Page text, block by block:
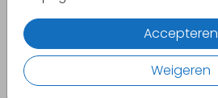
Accepteren
Weigeren